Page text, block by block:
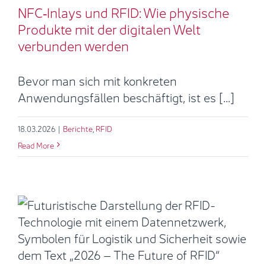
NFC‑Inlays und RFID: Wie physische
Produkte mit der digitalen Welt
verbunden werden
Bevor man sich mit konkreten
Anwendungsfällen beschäftigt, ist es [...]
18.03.2026 | Berichte RFID
Read More
RFID 2026: Echter Wandel beginnt
beim Etikett und am Ursprung des
Produkts